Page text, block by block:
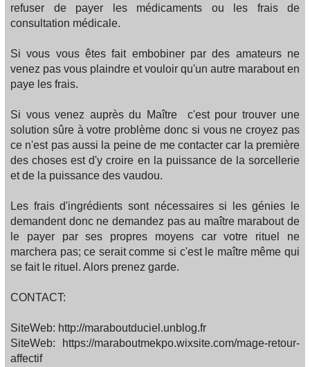
refuser de payer les médicaments ou les frais de
consultation médicale.
Si vous vous êtes fait embobiner par des amateurs ne
venez pas vous plaindre et vouloir qu'un autre marabout en
paye les frais.
Si vous venez auprès du Maître c'est pour trouver une
solution sûre à votre problème donc si vous ne croyez pas
ce n'est pas aussi la peine de me contacter car la première
des choses est d'y croire en la puissance de la sorcellerie
et de la puissance des vaudou.
Les frais d'ingrédients sont nécessaires si les génies le
demandent donc ne demandez pas au maître marabout de
le payer par ses propres moyens car votre rituel ne
marchera pas; ce serait comme si c'est le maître même qui
se fait le rituel. Alors prenez garde.
CONTACT:
SiteWeb: http://maraboutduciel.unblog.fr
SiteWeb: https://maraboutmekpo.wixsite.com/mage-retour-
affectif